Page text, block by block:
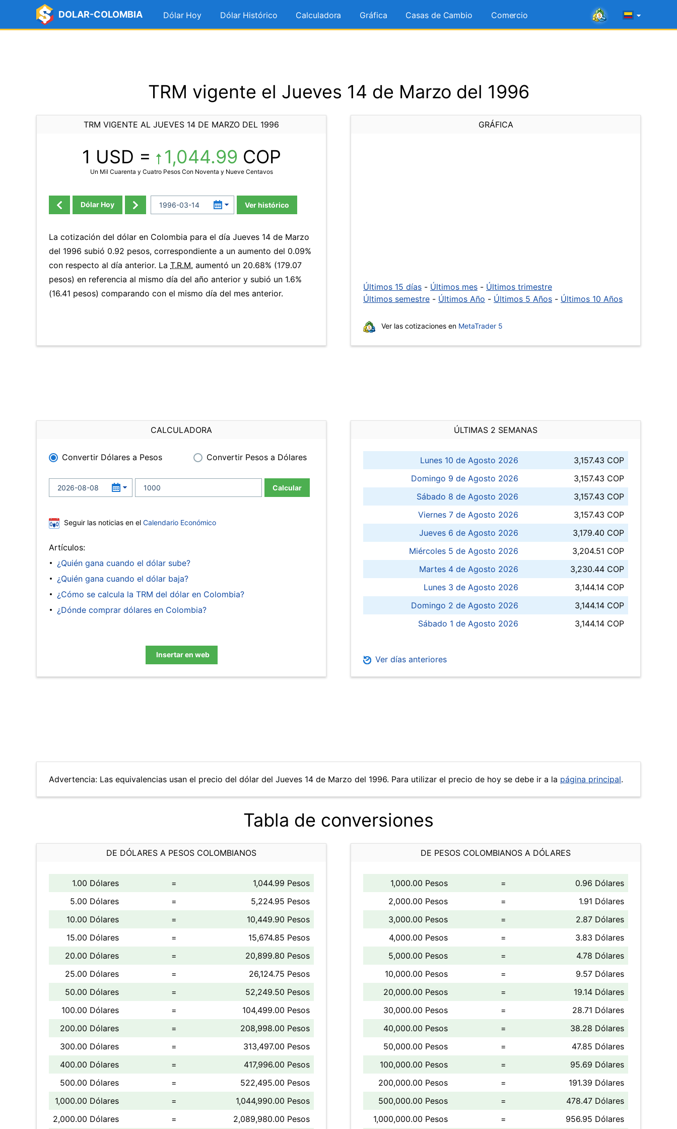
DOLAR-COLOMBIA Dólar Hoy Dólar Histórico Calculadora Gráfica Casas de Cambio Comercio
TRM vigente el Jueves 14 de Marzo del 1996
TRM VIGENTE AL JUEVES 14 DE MARZO DEL 1996
1 USD = 1,044.99 COP
Un Mil Cuarenta y Cuatro Pesos Con Noventa y Nueve Centavos
Dólar Hoy Ver histórico
La cotización del dólar en Colombia para el día Jueves 14 de Marzo
del 1996 subió 0.92 pesos, correspondiente a un aumento del 0.09%
con respecto al día anterior. La T.R.M. aumentó un 20.68% (179.07
pesos) en referencia al mismo día del año anterior y subió un 1.6%
(16.41 pesos) comparando con el mismo día del mes anterior.
GRÁFICA
Últimos 15 días - Últimos mes - Últimos trimestre
Últimos semestre - Últimos Año - Últimos 5 Años - Últimos 10 Años
Ver las cotizaciones en MetaTrader 5
CALCULADORA
Convertir Dólares a Pesos Convertir Pesos a Dólares
Calcular
Seguir las noticias en el Calendario Económico
Artículos:
¿Quién gana cuando el dólar sube?
¿Quién gana cuando el dólar baja?
¿Cómo se calcula la TRM del dólar en Colombia?
¿Dónde comprar dólares en Colombia?
Insertar en web
ÚLTIMAS 2 SEMANAS
Lunes 10 de Agosto 2026
3,157.43 COP
Domingo 9 de Agosto 2026
3,157.43 COP
Sábado 8 de Agosto 2026
3,157.43 COP
Viernes 7 de Agosto 2026
3,157.43 COP
Jueves 6 de Agosto 2026
3,179.40 COP
Miércoles 5 de Agosto 2026
3,204.51 COP
Martes 4 de Agosto 2026
3,230.44 COP
Lunes 3 de Agosto 2026
3,144.14 COP
Domingo 2 de Agosto 2026
3,144.14 COP
Sábado 1 de Agosto 2026
3,144.14 COP
Ver días anteriores
Advertencia: Las equivalencias usan el precio del dólar del Jueves 14 de Marzo del 1996. Para utilizar el precio de hoy se debe ir a la página principal.
Tabla de conversiones
DE DÓLARES A PESOS COLOMBIANOS
1.00 Dólares =
1,044.99 Pesos
5.00 Dólares
=
5,224.95 Pesos
10.00 Dólares
=
10,449.90 Pesos
15.00 Dólares
=
15,674.85 Pesos
20.00 Dólares
=
20,899.80 Pesos
25.00 Dólares
=
26,124.75 Pesos
50.00 Dólares
=
52,249.50 Pesos
100.00 Dólares
=
104,499.00 Pesos
200.00 Dólares
=
208,998.00 Pesos
300.00 Dólares
=
313,497.00 Pesos
400.00 Dólares
=
417,996.00 Pesos
500.00 Dólares
=
522,495.00 Pesos
1,000.00 Dólares
=
1,044,990.00 Pesos
2,000.00 Dólares
= 2,089,980.00 Pesos
DE PESOS COLOMBIANOS A DÓLARES
1,000.00 Pesos =
0.96 Dólares
2,000.00 Pesos
=
1.91 Dólares
3,000.00 Pesos
=
2.87 Dólares
4,000.00 Pesos
=
3.83 Dólares
5,000.00 Pesos
=
4.78 Dólares
10,000.00 Pesos
=
9.57 Dólares
20,000.00 Pesos
=
19.14 Dólares
30,000.00 Pesos
=
28.71 Dólares
40,000.00 Pesos
=
38.28 Dólares
50,000.00 Pesos
=
47.85 Dólares
100,000.00 Pesos
=
95.69 Dólares
200,000.00 Pesos
=
191.39 Dólares
500,000.00 Pesos
=
478.47 Dólares
1,000,000.00 Pesos
= 956.95 Dólares